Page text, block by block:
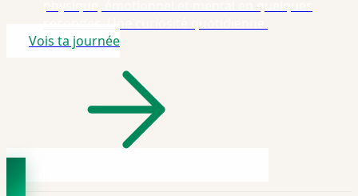
Vois ta journée